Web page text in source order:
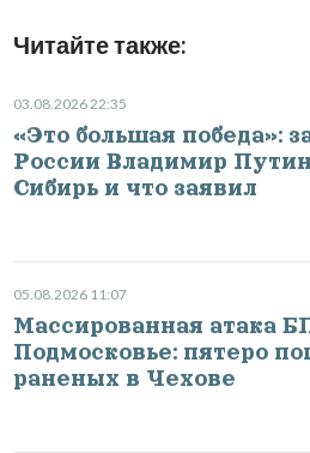
Читайте также:
03.08.2026 22:35
«Это большая победа»:
России Владимир
Сибирь и что заявил
05.08.2026 11:07
Массированная атака
Подмосковье: пятеро
раненых в Чехове